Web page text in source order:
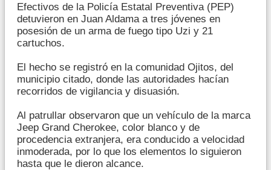
Efectivos de la Policía Estatal Preventiva (PEP)
detuvieron en Juan Aldama a tres jóvenes en
posesión de un arma de fuego tipo Uzi y 21
cartuchos.
El hecho se registró en la comunidad Ojitos, del
municipio citado, donde las autoridades hacían
recorridos de vigilancia y disuasión.
Al patrullar observaron que un vehículo de la marca
Jeep Grand Cherokee, color blanco y de
procedencia extranjera, era conducido a velocidad
inmoderada, por lo que los elementos lo siguieron
hasta que le dieron alcance.